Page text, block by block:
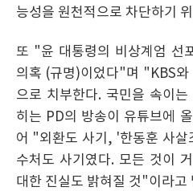
능성을 원천적으로 차단하기
또 "윤 대통령의 비상계엄 선
의혹 (규명)이었다"며 "KBS와
으로 치부한다. 국민을 속이
히는 PD의 방송이 유튜브에
어 "외환도 사기, '한동훈 사
수처도 사기였다. 모든 것이
대한 진실도 밝혀질 것"이라고